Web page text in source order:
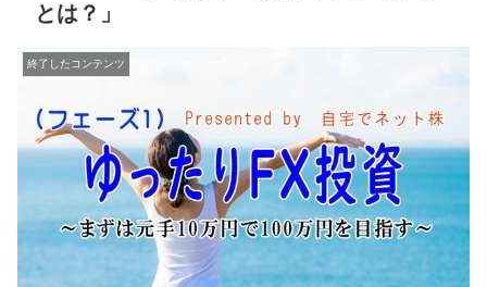
とは？」
終了したコンテンツ